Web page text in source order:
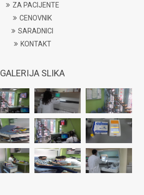
ZA PACIJENTE
CENOVNIK
SARADNICI
KONTAKT
GALERIJA SLIKA